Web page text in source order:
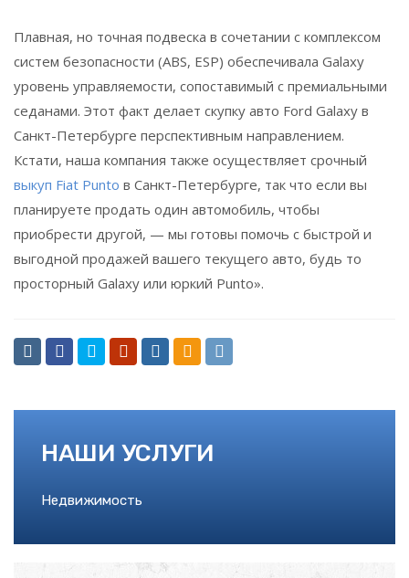
Плавная, но точная подвеска в сочетании с комплексом
систем безопасности (ABS, ESP) обеспечивала Galaxy
уровень управляемости, сопоставимый с премиальными
седанами. Этот факт делает скупку авто Ford Galaxy в
Санкт-Петербурге перспективным направлением.
Кстати, наша компания также осуществляет срочный
выкуп Fiat Punto в Санкт-Петербурге, так что если вы
планируете продать один автомобиль, чтобы
приобрести другой, — мы готовы помочь с быстрой и
выгодной продажей вашего текущего авто, будь то
просторный Galaxy или юркий Punto».
НАШИ УСЛУГИ
Недвижимость